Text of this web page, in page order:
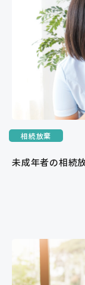
相続放棄
未成年者の相続